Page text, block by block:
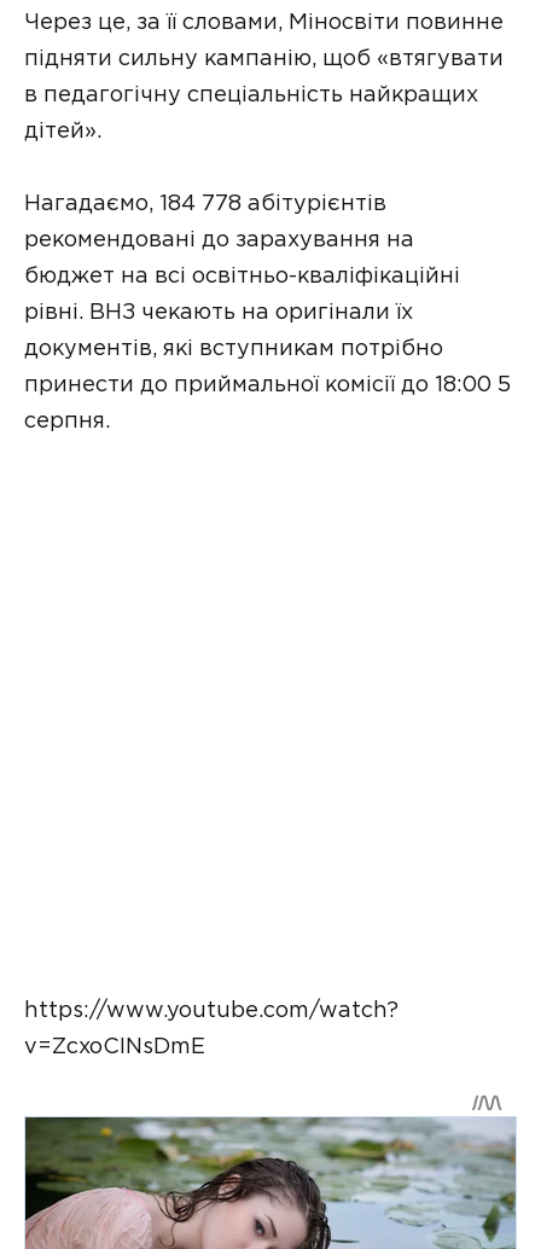
Через це, за її словами, Міносвіти повинне
підняти сильну кампанію, щоб «втягувати
в педагогічну спеціальність найкращих
дітей».
Нагадаємо, 184 778 абітурієнтів
рекомендовані до зарахування на
бюджет на всі освітньо-кваліфікаційні
рівні. ВНЗ чекають на оригінали їх
документів, які вступникам потрібно
принести до приймальної комісії до 18:00 5
серпня.
https://www.youtube.com/watch?
v=ZcxoCINsDmE